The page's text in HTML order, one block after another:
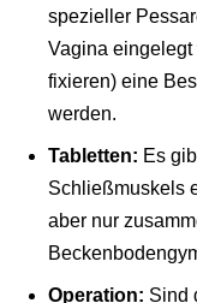
spezieller
Vagina eingelegt
fixieren) eine
werden.
Tabletten: Es
Schließmuskels
aber nur
Operation: Sind